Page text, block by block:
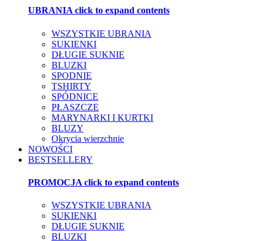
UBRANIAclick to expand contents
WSZYSTKIE UBRANIA
SUKIENKI
DŁUGIE SUKNIE
BLUZKI
SPODNIE
TSHIRTY
SPÓDNICE
PŁASZCZE
MARYNARKI I KURTKI
BLUZY
Okrycia wierzchnie
NOWOŚCI
BESTSELLERY
PROMOCJA click to expand contents
WSZYSTKIE UBRANIA
SUKIENKI
DŁUGIE SUKNIE
BLUZKI